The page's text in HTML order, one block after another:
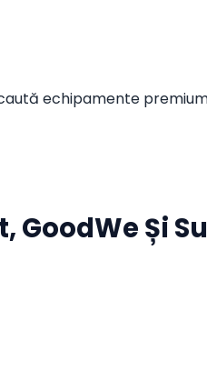
echipamente
GoodWe Și